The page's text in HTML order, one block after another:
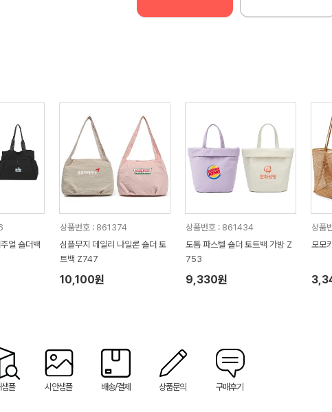
얼 숄더백
상품번호 : 861374
심플무지 데일리 나일론 숄더 토
트백 Z747
10,100원
상품번호 : 861434
도톰 파스텔 숄더 토트백 가방 Z
753
9,330원
상품
모모
샘플 시안샘플 배송/결제 상품문의 구매후기